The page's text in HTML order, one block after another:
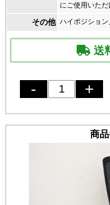
にご使用いた
その他 ハイポジショ
送
商品